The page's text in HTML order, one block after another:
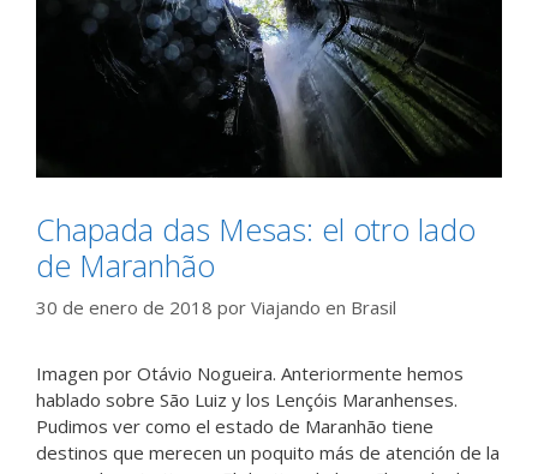
Chapada das Mesas: el otro lado
de Maranhão
30 de enero de 2018 por Viajando en Brasil
Imagen por Otávio Nogueira. Anteriormente hemos
hablado sobre São Luiz y los Lençóis Maranhenses.
Pudimos ver como el estado de Maranhão tiene
destinos que merecen un poquito más de atención de la